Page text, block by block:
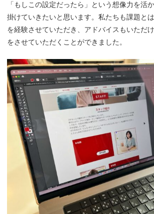
「もしこの設定だったら」という想像力を活
掛けていきたいと思います。私たちも課題と
を経験させていただき、アドバイスもいただ
をさせていただくことができました。